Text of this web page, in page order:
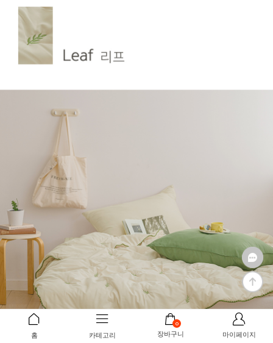
홈 카테고리
0
장바구니 마이페이지